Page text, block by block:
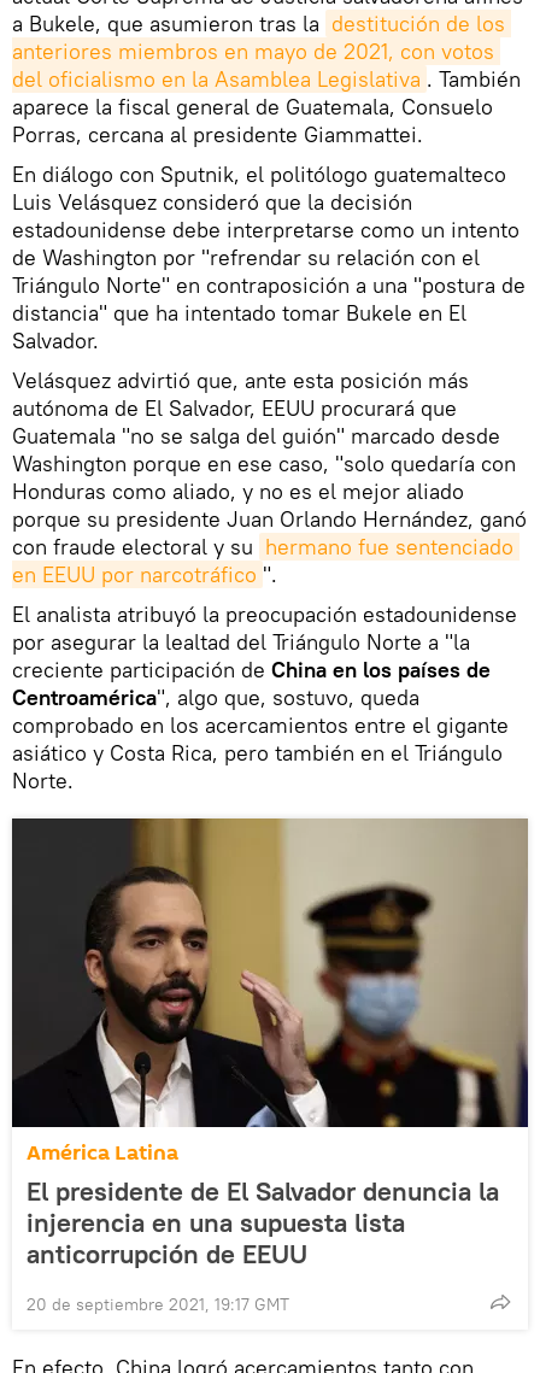
a Bukele, que asumieron tras la destitución de los
anteriores miembros en mayo de 2021, con votos
del oficialismo en la Asamblea Legislativa . También
aparece la fiscal general de Guatemala, Consuelo
Porras, cercana al presidente Giammattei.
En diálogo con Sputnik, el politólogo guatemalteco
Luis Velásquez consideró que la decisión
estadounidense debe interpretarse como un intento
de Washington por "refrendar su relación con el
Triángulo Norte" en contraposición a una "postura de
distancia" que ha intentado tomar Bukele en El
Salvador.
Velásquez advirtió que, ante esta posición más
autónoma de El Salvador, EEUU procurará que
Guatemala "no se salga del guión" marcado desde
Washington porque en ese caso, "solo quedaría con
Honduras como aliado, y no es el mejor aliado
porque su presidente Juan Orlando Hernández, ganó
con fraude electoral y su hermano fue sentenciado
en EEUU por narcotráfico ".
El analista atribuyó la preocupación estadounidense
por asegurar la lealtad del Triángulo Norte a "la
creciente participación de China en los países de
Centroamérica", algo que, sostuvo, queda
comprobado en los acercamientos entre el gigante
asiático y Costa Rica, pero también en el Triángulo
Norte.
América Latina
El presidente de El Salvador denuncia la
injerencia en una supuesta lista
anticorrupción de EEUU
20 de septiembre 2021, 19:17 GMT
En efecto, China logró acercamientos tanto con